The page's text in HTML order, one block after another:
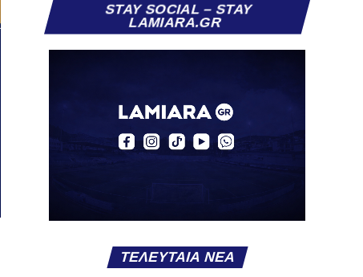
STAY SOCIAL – STAY
LAMIARA.GR
ΤΕΛΕΥΤΑΊΑ ΝΈΑ